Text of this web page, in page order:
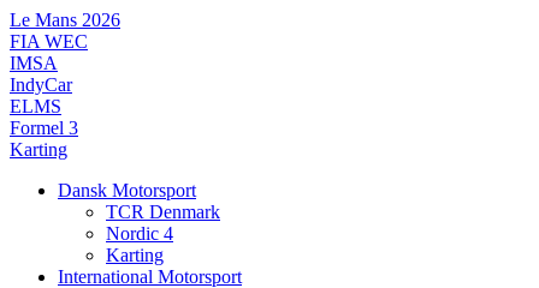
Videre
til
indhold
Le Mans 2026
FIA WEC
IMSA
IndyCar
ELMS
Formel 3
Karting
Dansk Motorsport
TCR Denmark
Nordic 4
Karting
International Motorsport